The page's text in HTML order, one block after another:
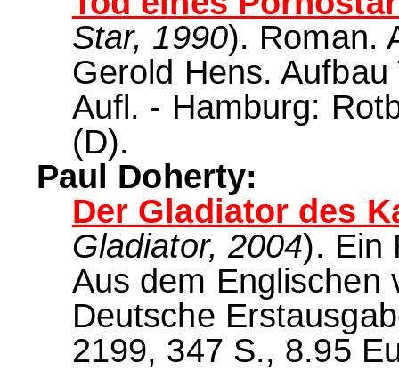
Star, 1990). Roman.
Gerold Hens.
Aufl. - Hamburg:
(D).
Paul Doherty:
Der Gladiator des
Gladiator, 2004). Ein
Aus dem Englischen
Deutsche
2199, 347 S., 8.95